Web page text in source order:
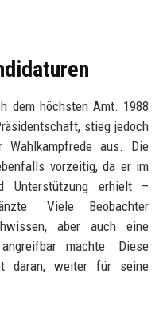
dem höchsten Amt. 1988
stieg jedoch
Wahlkampfrede aus. Die
vorzeitig, da er im
Unterstützung erhielt –
Viele Beobachter
aber auch eine
machte. Diese
daran, weiter für seine